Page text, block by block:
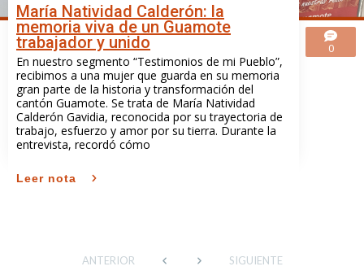
María Natividad Calderón: la
memoria viva de un Guamote
trabajador y unido
En nuestro segmento “Testimonios de mi Pueblo”,
recibimos a una mujer que guarda en su memoria
gran parte de la historia y transformación del
cantón Guamote. Se trata de María Natividad
Calderón Gavidia, reconocida por su trayectoria de
trabajo, esfuerzo y amor por su tierra. Durante la
entrevista, recordó cómo
Leer nota
0
ANTERIOR SIGUIENTE